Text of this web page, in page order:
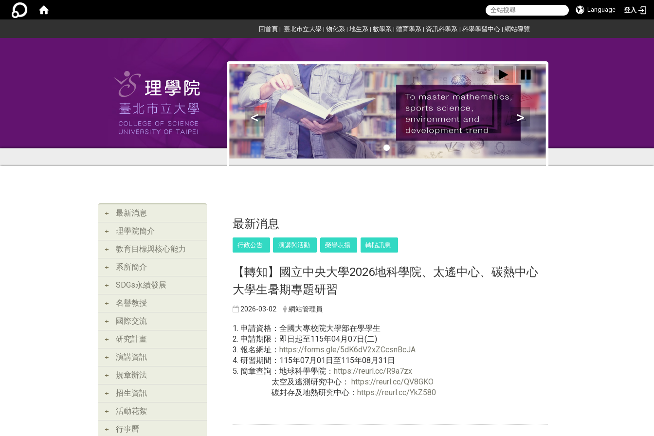
Language 登入
回首頁| 臺北市立大學| 物化系| 地生系| 數學系| 體育學系| 資訊科學系 | 科學學習中心| 網站導覽
< >
最新消息
理學院簡介
教育目標與核心能力
系所簡介
SDGs永續發展
名譽教授
國際交流
研究計畫
演講資訊
規章辦法
招生資訊
活動花絮
行事曆
最新消息
行政公告 演講與活動 榮譽表揚 轉貼訊息
【轉知】國立中央大學2026地科學院、太遙中心、碳熱中心
大學生暑期專題研習
2026-03-02 網站管理員
1. 申請資格：全國大專校院大學部在學學生
2. 申請期限：即日起至115年04月07日(二)
3. 報名網址： https://forms.gle/5dK6dV2xZCcsnBcJA
4. 研習期間：115年07月01日至115年08月31日
5. 簡章查詢：地球科學學院： https://reurl.cc/ R9a7zx
太空及遙測研究中心：
https://reurl.cc/QV8GKO
碳封存及地熱研究中心： https://reurl.cc/YkZ580